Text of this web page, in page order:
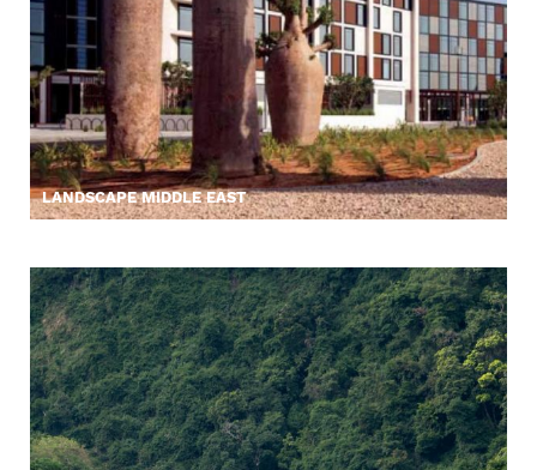
LANDSCAPE MIDDLE EAST